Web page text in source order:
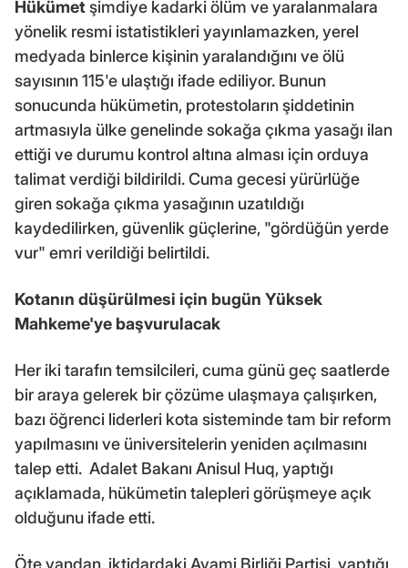
Hükümetşimdiye kadarki ölüm ve yaralanmalara
yönelik resmi istatistikleri yayınlamazken, yerel
medyada binlerce kişinin yaralandığını ve ölü
sayısının 115'e ulaştığı ifade ediliyor. Bunun
sonucunda hükümetin, protestoların şiddetinin
artmasıyla ülke genelinde sokağa çıkma yasağı ilan
ettiği ve durumu kontrol altına alması için orduya
talimat verdiği bildirildi. Cuma gecesi yürürlüğe
giren sokağa çıkma yasağının uzatıldığı
kaydedilirken, güvenlik güçlerine, "gördüğün yerde
vur" emri verildiği belirtildi.
Kotanın düşürülmesi için bugün Yüksek
Mahkeme'ye başvurulacak
Her iki tarafın temsilcileri, cuma günü geç saatlerde
bir araya gelerek bir çözüme ulaşmaya çalışırken,
bazı öğrenci liderleri kota sisteminde tam bir reform
yapılmasını ve üniversitelerin yeniden açılmasını
talep etti. Adalet Bakanı Anisul Huq, yaptığı
açıklamada, hükümetin talepleri görüşmeye açık
olduğunu ifade etti.
Öte yandan, iktidardaki Avami Birliği Partisi, yaptığı